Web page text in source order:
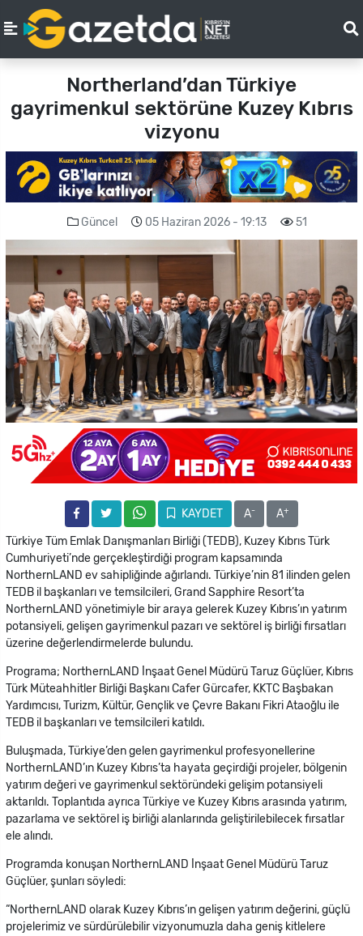
Northerland’dan Türkiye
gayrimenkul sektörüne Kuzey Kıbrıs
vizyonu
Güncel 05 Haziran 2026 - 19:13 51
KAYDET A- A+
Türkiye Tüm Emlak Danışmanları Birliği (TEDB), Kuzey Kıbrıs Türk
Cumhuriyeti’nde gerçekleştirdiği program kapsamında
NorthernLAND ev sahipliğinde ağırlandı. Türkiye’nin 81 ilinden gelen
TEDB il başkanları ve temsilcileri, Grand Sapphire Resort’ta
NorthernLAND yönetimiyle bir araya gelerek Kuzey Kıbrıs’ın yatırım
potansiyeli, gelişen gayrimenkul pazarı ve sektörel iş birliği fırsatları
üzerine değerlendirmelerde bulundu.
Programa; NorthernLAND İnşaat Genel Müdürü Taruz Güçlüer, Kıbrıs
Türk Müteahhitler Birliği Başkanı Cafer Gürcafer, KKTC Başbakan
Yardımcısı, Turizm, Kültür, Gençlik ve Çevre Bakanı Fikri Ataoğlu ile
TEDB il başkanları ve temsilcileri katıldı.
Buluşmada, Türkiye’den gelen gayrimenkul profesyonellerine
NorthernLAND’ın Kuzey Kıbrıs’ta hayata geçirdiği projeler, bölgenin
yatırım değeri ve gayrimenkul sektöründeki gelişim potansiyeli
aktarıldı. Toplantıda ayrıca Türkiye ve Kuzey Kıbrıs arasında yatırım,
pazarlama ve sektörel iş birliği alanlarında geliştirilebilecek fırsatlar
ele alındı.
Programda konuşan NorthernLAND İnşaat Genel Müdürü Taruz
Güçlüer, şunları söyledi:
“NorthernLAND olarak Kuzey Kıbrıs’ın gelişen yatırım değerini, güçlü
projelerimiz ve sürdürülebilir vizyonumuzla daha geniş kitlelere